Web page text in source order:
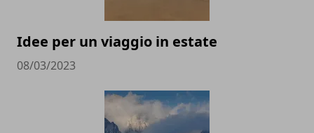
Idee per un viaggio in estate
08/03/2023